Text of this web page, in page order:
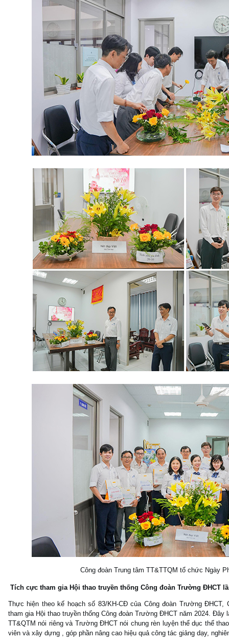
Công đoàn Trung tâm TT&TTQM tổ chức Ngày
Tích cực tham gia Hội thao truyền thống Công đoàn Trường ĐHCT
Thực hiện theo kế hoạch số 83/KH-CĐ của Công đoàn Trường ĐHCT,
tham gia Hội thao truyền thống Công đoàn Trường ĐHCT năm 2024. Đây
TT&QTM nói riêng và Trường ĐHCT nói chung rèn luyện thể dục thể
viên và xây dựng , góp phần nâng cao hiệu quả công tác giảng dạy,